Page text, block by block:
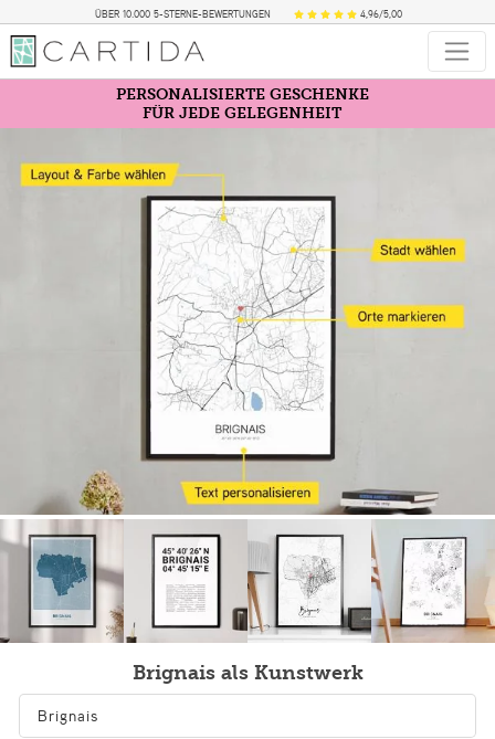
ÜBER 10.000 5-STERNE-BEWERTUNGEN 4,96/5,00
PERSONALISIERTE GESCHENKE
FÜR JEDE GELEGENHEIT
Brignais als Kunstwerk